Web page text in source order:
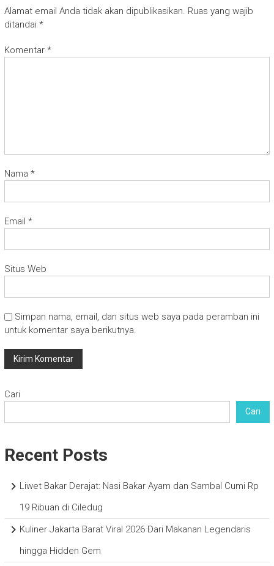
Alamat email Anda tidak akan dipublikasikan. Ruas yang wajib
ditandai *
Komentar *
Nama *
Email *
Situs Web
Simpan nama, email, dan situs web saya pada peramban ini
untuk komentar saya berikutnya.
Cari
Cari
Recent Posts
Liwet Bakar Derajat: Nasi Bakar Ayam dan Sambal Cumi Rp
19 Ribuan di Ciledug
Kuliner Jakarta Barat Viral 2026 Dari Makanan Legendaris
hingga Hidden Gem